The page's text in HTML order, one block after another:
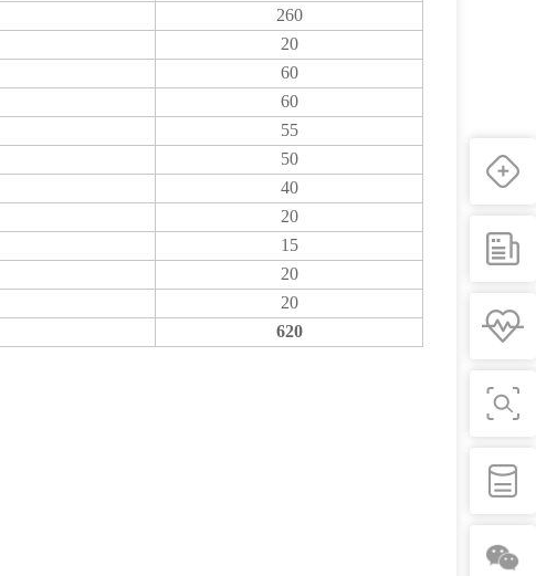
260
20
60
60
55
50
40
20
15
20
20
620